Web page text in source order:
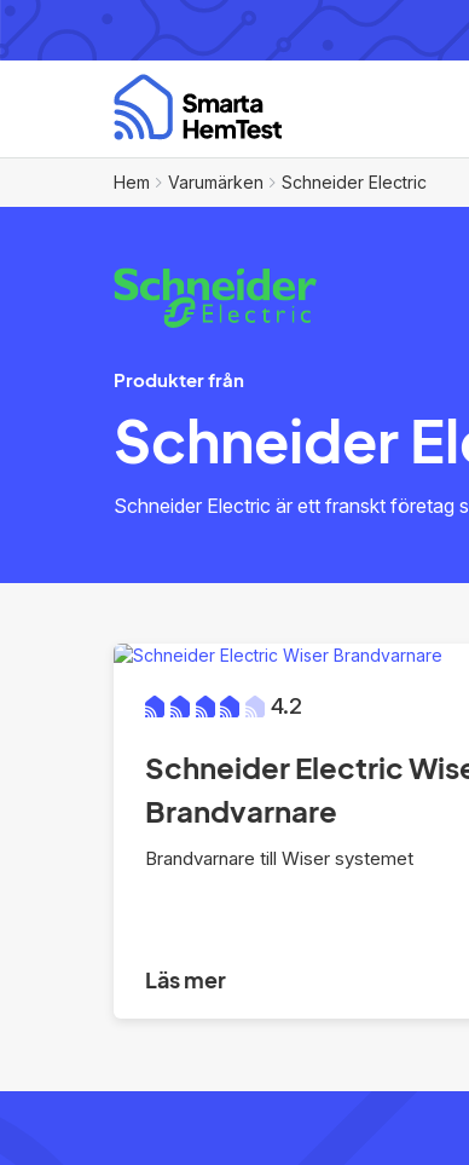
Hem Varumärken Schneider Electric
Produkter från
Schneider
Schneider Electric är ett franskt företag
4.2
Schneider Electric
Brandvarnare
Brandvarnare till Wiser systemet
Läs mer